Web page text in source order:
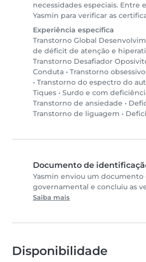
necessidades especiais. Entre
Yasmin para verificar as
Experiência específica
Transtorno Global
de déficit de atenção e
Transtorno Desafiador
Conduta • Transtorno
• Transtorno do espectro do
Tiques • Surdo e com
Transtorno de ansiedade •
Transtorno de liguagem •
Documento de
Yasmin enviou um
governamental e concluiu as
Saiba mais
Disponibilidade